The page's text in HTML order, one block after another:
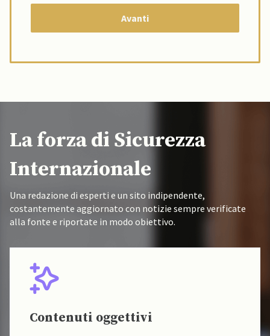
La forza di Sicurezza
Internazionale
Una redazione di esperti e un sito indipendente,
costantemente aggiornato con notizie sempre verificate
alla fonte e riportate in modo obiettivo.
Contenuti oggettivi